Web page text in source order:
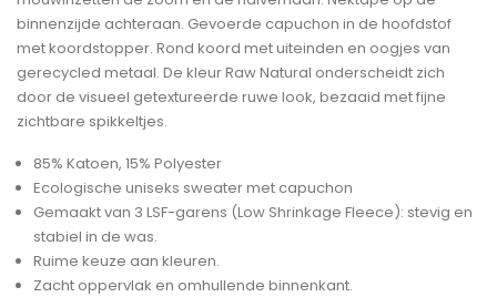
binnenzijde achteraan. Gevoerde capuchon in de hoofdstof
met koordstopper. Rond koord met uiteinden en oogjes van
gerecycled metaal. De kleur Raw Natural onderscheidt zich
door de visueel getextureerde ruwe look, bezaaid met fijne
zichtbare spikkeltjes.
85% Katoen, 15% Polyester
Ecologische uniseks sweater met capuchon
Gemaakt van 3 LSF-garens (Low Shrinkage Fleece): stevig en
stabiel in de was.
Ruime keuze aan kleuren.
Zacht oppervlak en omhullende binnenkant.